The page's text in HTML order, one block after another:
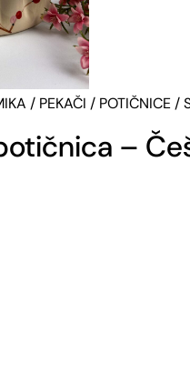
/ PEKAČI / POTIČNICE /
–